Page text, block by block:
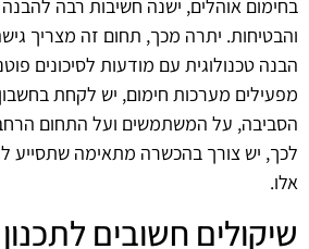
בחימום אוהלים, ישנה חשיבות רבה
והבטיחות. יתרה מכך, תחום זה מצריך
הבנה טכנולוגית עם מודעות לסיכונים
מפעילים מערכות חימום, יש לקחת
הסביבה, על המשתמשים ועל התחום הרחב
לכך, יש צורך בהכשרה מתאימה שתסייע
אלו.
שיקולים חשובים